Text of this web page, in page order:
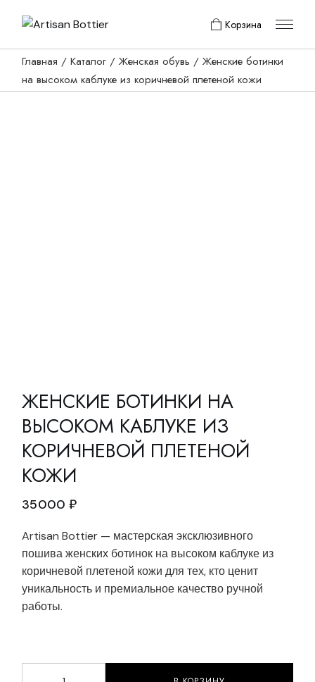
Корзина
Главная Каталог Женская обувь
Женские ботинки
на высоком каблуке из коричневой плетеной кожи
ЖЕНСКИЕ БОТИНКИ НА
ВЫСОКОМ КАБЛУКЕ ИЗ
КОРИЧНЕВОЙ ПЛЕТЕНОЙ
КОЖИ
35000 ₽
Artisan Bottier — мастерская эксклюзивного
пошива женских ботинок на высоком каблуке из
коричневой плетеной кожи для тех, кто ценит
уникальность и премиальное качество ручной
работы.